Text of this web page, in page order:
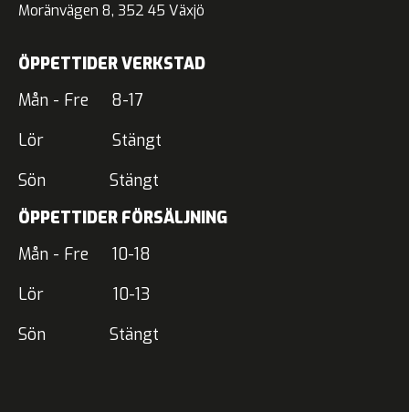
Moränvägen 8, 352 45 Växjö
ÖPPETTIDER VERKSTAD
Mån - Fre 8-17
Lör Stängt
Sön Stängt
ÖPPETTIDER FÖRSÄLJNING
Mån - Fre 10-18
Lör 10-13
Sön Stängt